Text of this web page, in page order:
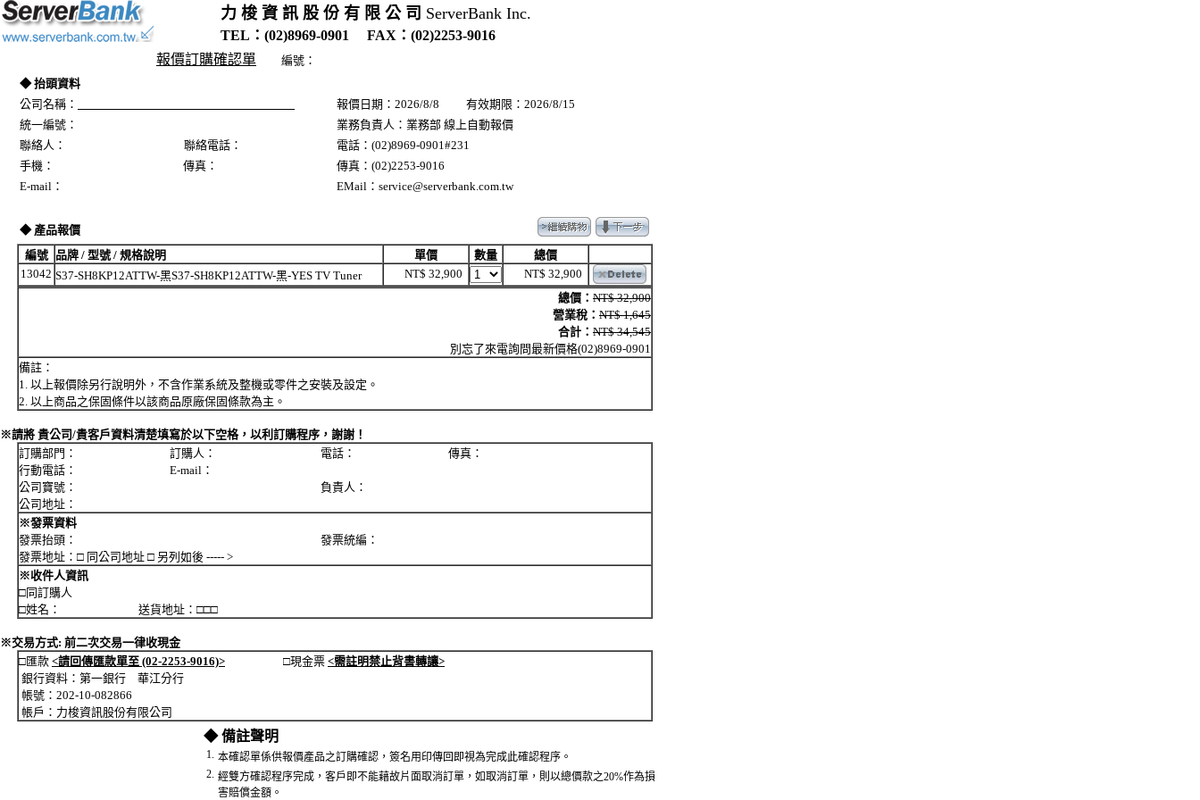
力 梭 資 訊 股 份 有 限 公 司 ServerBank Inc.
TEL：(02)8969-0901 FAX：(02)2253-9016
報價訂購確認單
編號：
◆ 抬頭資料
公司名稱：
報價日期：2026/8/8 有效期限：2026/8/15
統一編號：
業務負責人：業務部 線上自動報價
聯絡人： 聯絡電話：
電話：(02)8969-0901#231
手機： 傳真：
傳真：(02)2253-9016
E-mail：
EMail：service@serverbank.com.tw
◆ 產品報價
編號
品牌 / 型號 / 規格說明 單價 數量
總價
13042 S37-SH8KP12ATTW-黑S37-SH8KP12ATTW-黑-YES TV Tuner NT$ 32,900
NT$ 32,900
總價： NT$ 32,900
營業稅： NT$ 1,645
合計： NT$ 34,545
別忘了來電詢問最新價格(02)8969-0901
備註：
1. 以上報價除另行說明外，不含作業系統及整機或零件之安裝及設定。
2. 以上商品之保固條件以該商品原廠保固條款為主。
※請將 貴公司/貴客戶資料清楚填寫於以下空格，以利訂購程序，謝謝！
訂購部門： 訂購人： 電話： 傳真：
行動電話： E-mail：
公司寶號： 負責人：
公司地址：
※發票資料
發票抬頭： 發票統編：
發票地址：□ 同公司地址 □ 另列如後 ----- >
※收件人資訊
□同訂購人
□姓名： 送貨地址：□□□
※交易方式: 前二次交易一律收現金
□匯款 <請回傳匯款單至 (02-2253-9016)> □現金票 <需註明禁止背書轉讓>
銀行資料：第一銀行 華江分行
帳號：202-10-082866
帳戶：力梭資訊股份有限公司
◆ 備註聲明
1. 本確認單係供報價產品之訂購確認，簽名用印傳回即視為完成此確認程序。
2. 經雙方確認程序完成，客戶即不能藉故片面取消訂單，如取消訂單，則以總價款之20%作為損
害賠償金額。